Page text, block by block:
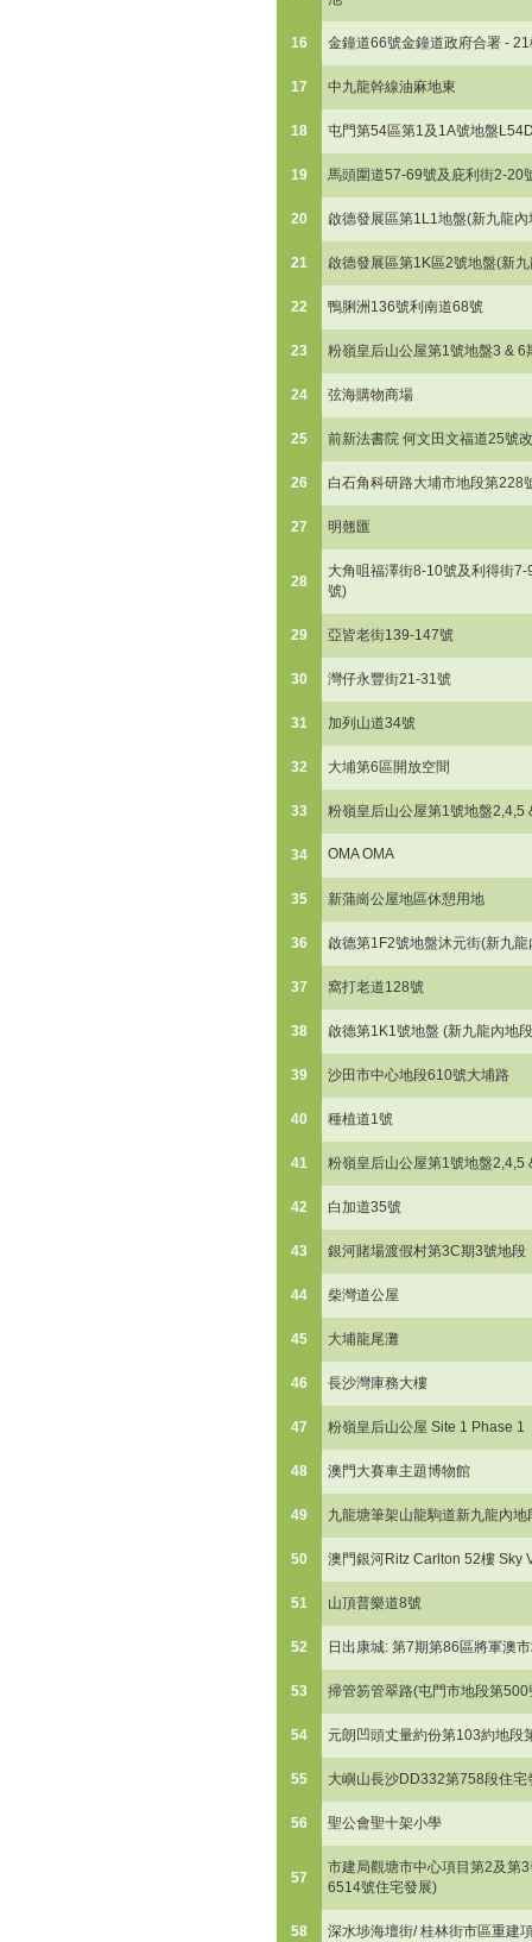
16 金鐘道66號金鐘道政府合署 -
17 中九龍幹線油麻地東
18 屯門第54區第1及1A號地盤
19 馬頭圍道57-69號及庇利街2-20
20 啟德發展區第1L1地盤(新九龍
21 啟德發展區第1K區2號地盤(新
22 鴨脷洲136號利南道68號
23 粉嶺皇后山公屋第1號地盤3 & 6
24 弦海購物商場
25 前新法書院 何文田文福道25號
26 白石角科研路大埔市地段第228
27 明翹匯
28
大角咀福澤街8-10號及利得街
號)
29 亞皆老街139-147號
30 灣仔永豐街21-31號
31 加列山道34號
32 大埔第6區開放空間
33 粉嶺皇后山公屋第1號地盤2,4,5
34 OMA OMA
35 新蒲崗公屋地區休憩用地
36 啟德第1F2號地盤沐元街(新九
37 窩打老道128號
38 啟德第1K1號地盤 (新九龍內地
39 沙田市中心地段610號大埔路
40 種植道1號
41 粉嶺皇后山公屋第1號地盤2,4,5
42 白加道35號
43 銀河賭場渡假村第3C期3號地段
44 柴灣道公屋
45 大埔龍尾灘
46 長沙灣庫務大樓
47 粉嶺皇后山公屋 Site 1 Phase 1
48 澳門大賽車主題博物館
49 九龍塘筆架山龍駒道新九龍內
50 澳門銀河Ritz Carlton 52樓 Sky
51 山頂普樂道8號
52 日出康城: 第7期第86區將軍澳
53 掃管笏管翠路(屯門市地段第
54 元朗凹頭丈量約份第103約地段
55 大嶼山長沙DD332第758段住宅
56 聖公會聖十架小學
57
市建局觀塘市中心項目第2及第
6514號住宅發展)
58 深水埗海壇街/ 桂林街市區重建